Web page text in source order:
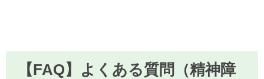
【FAQ】よくある質問（精神障